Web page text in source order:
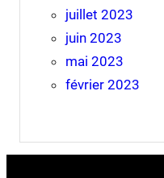
juillet 2023
juin 2023
mai 2023
février 2023